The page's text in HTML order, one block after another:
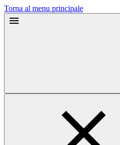
Torna al menu principale